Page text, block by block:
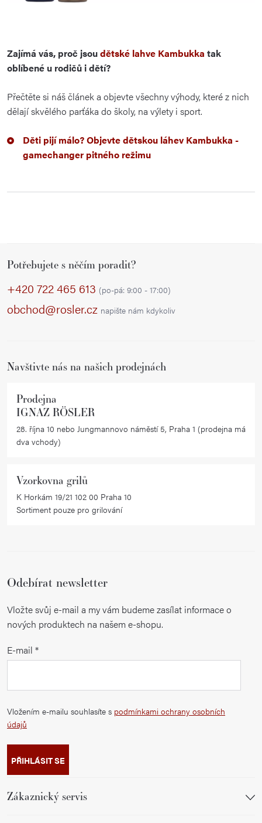
Zajímá vás, proč jsoudětské lahve Kambukka tak
oblíbené u rodičů i dětí?
Přečtěte si náš článek a objevte všechny výhody, které z nich
dělají skvělého parťáka do školy, na výlety i sport.
Děti pijí málo? Objevte dětskou láhev Kambukka -
gamechanger pitného režimu
Potřebujete s něčím poradit?
+420 722 465 613 (po-pá: 9:00 - 17:00)
obchod@rosler.cz napište nám kdykoliv
Navštivte nás na našich prodejnách
Prodejna
IGNAZ RÖSLER
28. října 10 nebo Jungmannovo náměstí 5, Praha 1 (prodejna má
dva vchody)
Vzorkovna grilů
K Horkám 19/21 102 00 Praha 10
Sortiment pouze pro grilování
Odebírat newsletter
Vložte svůj e-mail a my vám budeme zasílat informace o
nových produktech na našem e-shopu.
E-mail
Vložením e-mailu souhlasíte s podmínkami ochrany osobních
údajů
PŘIHLÁSIT SE
Zákaznický servis